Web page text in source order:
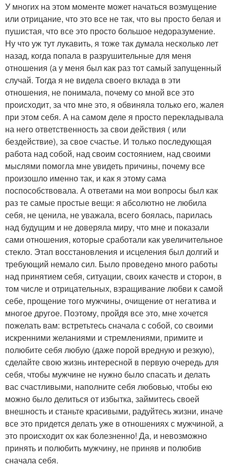
У многих на этом моменте может начаться возмущение
или отрицание, что это все не так, что вы просто белая и
пушистая, что все это просто большое недоразумение.
Ну что уж тут лукавить, я тоже так думала несколько лет
назад, когда попала в разрушительные для меня
отношения (а у меня был как раз тот самый запущенный
случай. Тогда я не видела своего вклада в эти
отношения, не понимала, почему со мной все это
происходит, за что мне это, я обвиняла только его, жалея
при этом себя. А на самом деле я просто перекладывала
на него ответственность за свои действия ( или
бездействие), за свое счастье. И только последующая
работа над собой, над своим состоянием, над своими
мыслями помогла мне увидеть причины, почему все
произошло именно так, и как я этому сама
поспособствовала. А ответами на мои вопросы был как
раз те самые простые вещи: я абсолютно не любила
себя, не ценила, не уважала, всего боялась, парилась
над будущим и не доверяла миру, что мне и показали
сами отношения, которые сработали как увеличительное
стекло. Этап восстановления и исцеления был долгий и
требующий немало сил. Было проведено много работы
над принятием себя, ситуации, своих качеств и сторон, в
том числе и отрицательных, взращивание любви к самой
себе, прощение того мужчины, очищение от негатива и
многое другое. Поэтому, пройдя все это, мне хочется
пожелать вам: встретьтесь сначала с собой, со своими
искренними желаниями и стремлениями, примите и
полюбите себя любую (даже порой вредную и резкую),
сделайте свою жизнь интересной в первую очередь для
себя, чтобы мужчине не нужно было спасать и делать
вас счастливыми, наполните себя любовью, чтобы ею
можно было делиться от избытка, займитесь своей
внешность и станьте красивыми, радуйтесь жизни, иначе
все это придется делать уже в отношениях с мужчиной, а
это происходит ох как болезненно! Да, и невозможно
принять и полюбить мужчину, не приняв и полюбив
сначала себя.